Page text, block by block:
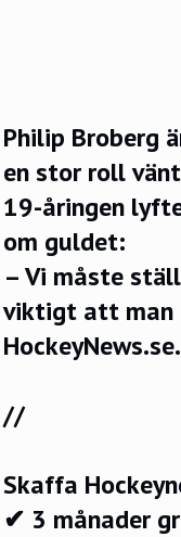
Philip Broberg
en stor roll
19-åringen
om guldet:
– Vi måste
viktigt att man
HockeyNews.se.
//
Skaffa
✔ 3 månader